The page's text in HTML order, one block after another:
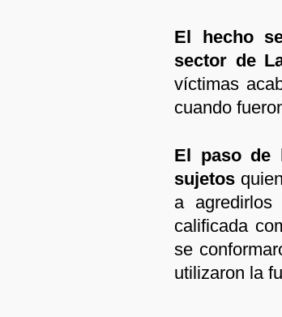
El hecho
sector de
víctimas
cuando
El paso de
sujetos
a
calificada
se
utilizaron la